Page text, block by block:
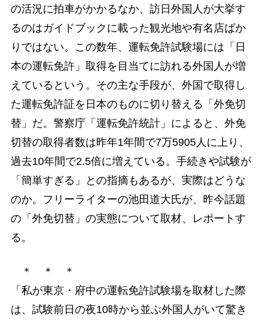
の活況に拍車がかかるなか、訪日外国人が大挙す
るのはガイドブックに載った観光地や有名店ばか
りではない。この数年、運転免許試験場には「日
本の運転免許」取得を目当てに訪れる外国人が増
えているという。その主な手段が、外国で取得し
た運転免許証を日本のものに切り替える「外免切
替」だ。警察庁「運転免許統計」によると、外免
切替の取得者数は昨年1年間で7万5905人に上り、
過去10年間で2.5倍に増えている。手続きや試験が
「簡単すぎる」との指摘もあるが、実際はどうな
のか。フリーライターの池田道大氏が、昨今話題
の「外免切替」の実態について取材、レポートす
る。
＊ ＊ ＊
「私が東京・府中の運転免許試験場を取材した際
は、試験前日の夜10時から並ぶ外国人がいて驚き